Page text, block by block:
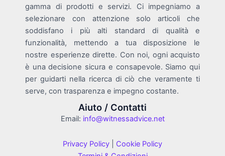
gamma di prodotti e servizi. Ci impegniamo a
selezionare con attenzione solo articoli che
soddisfano i più alti standard di qualità e
funzionalità, mettendo a tua disposizione le
nostre esperienze dirette. Con noi, ogni acquisto
è una decisione sicura e consapevole. Siamo qui
per guidarti nella ricerca di ciò che veramente ti
serve, con trasparenza e impegno costante.
Aiuto / Contatti
Email: info@witnessadvice.net
Privacy Policy
Cookie Policy